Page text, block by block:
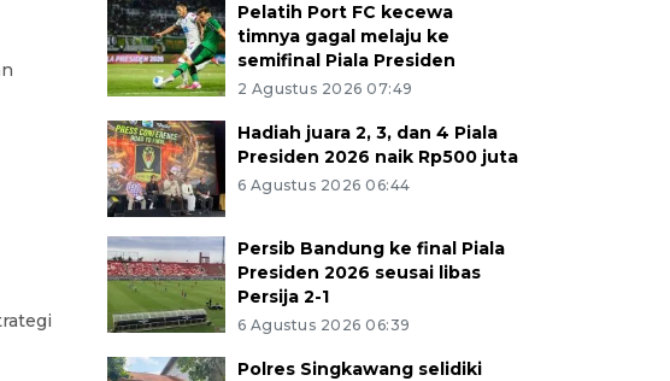
Pelatih Port FC kecewa
timnya gagal melaju ke
semifinal Piala Presiden
2 Agustus 2026 07:49
Hadiah juara 2, 3, dan 4 Piala
Presiden 2026 naik Rp500 juta
6 Agustus 2026 06:44
Persib Bandung ke final Piala
Presiden 2026 seusai libas
Persija 2-1
6 Agustus 2026 06:39
Polres Singkawang selidiki